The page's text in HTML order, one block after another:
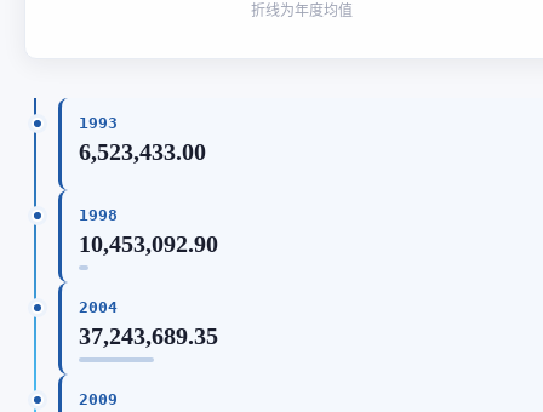
折线为年度均值
1993
6,523,433.00
1998
10,453,092.90
2004
37,243,689.35
2009